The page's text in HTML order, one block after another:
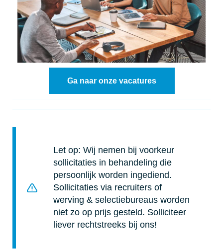
Ga naar onze vacatures
Let op: Wij nemen bij voorkeur
sollicitaties in behandeling die
persoonlijk worden ingediend.
Sollicitaties via recruiters of
werving & selectiebureaus worden
niet zo op prijs gesteld. Solliciteer
liever rechtstreeks bij ons!